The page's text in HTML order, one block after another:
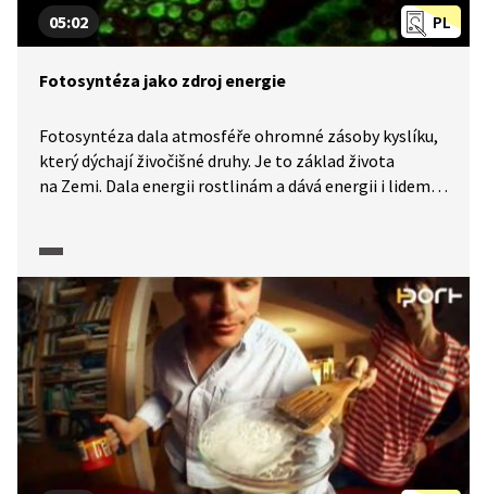
PL
05:02
Fotosyntéza jako zdroj energie
Fotosyntéza dala atmosféře ohromné zásoby kyslíku,
který dýchají živočišné druhy. Je to základ života
na Zemi. Dala energii rostlinám a dává energii i lidem
energetický potenciál a fotosyntéza tak přispěje
k řešení světové energetické krize.